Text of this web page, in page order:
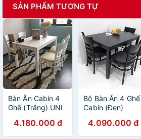
SẢN PHẨM TƯƠNG TỰ
Bàn Ăn Cabin 4
Ghế (Trắng) UNI
4.180.000 đ
Bộ Bàn Ăn 4 Ghế
Cabin (Đen)
4.090.000 đ